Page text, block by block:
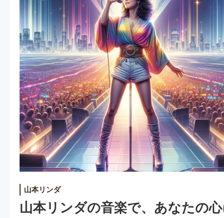
山本リンダ
山本リンダの音楽で、あなたの